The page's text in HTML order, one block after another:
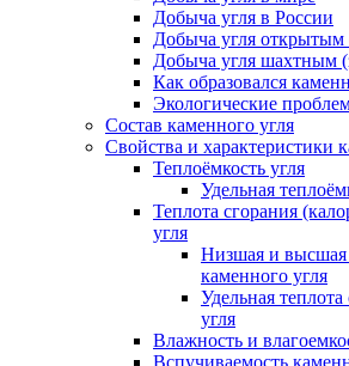
Добыча угля в России
Добыча угля открытым
Добыча угля шахтным
Как образовался
Экологические
Состав каменного угля
Свойства и характеристики
Теплоёмкость угля
Удельная
Теплота сгорания
угля
Низшая и высшая
каменного угля
Удельная
угля
Влажность и
Вспучиваемость